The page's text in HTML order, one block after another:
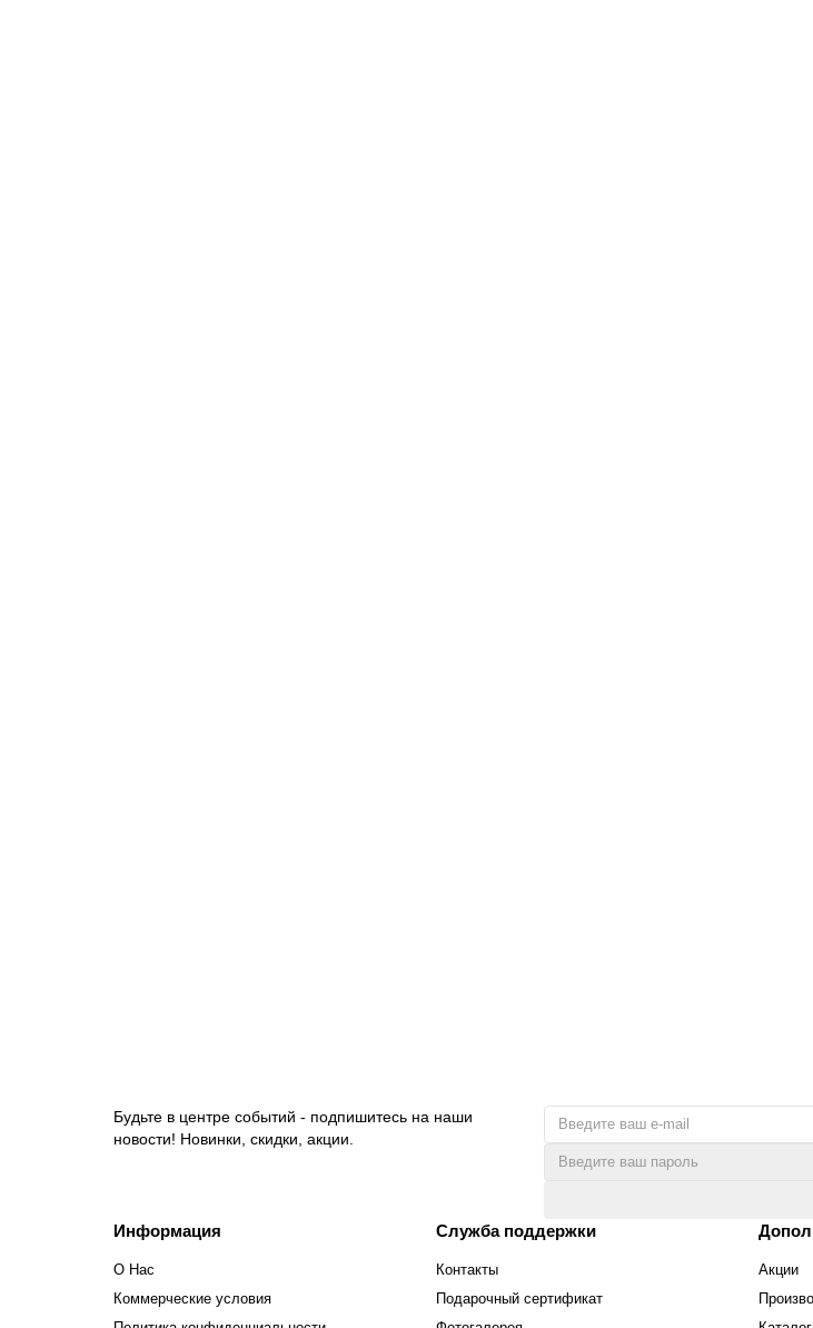
Будьте в центре событий - подпишитесь на наши
новости! Новинки, скидки, акции.
Информация
О Нас
Коммерческие условия
Служба поддержки
Контакты
Подарочный сертификат
Акции